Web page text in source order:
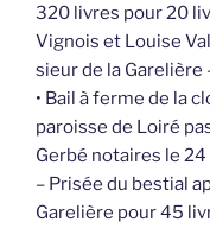
320 livres pour 20
Vignois et Louise
sieur de la Garelière
• Bail à ferme de la
paroisse de Loiré
Gerbé notaires le
– Prisée du bestial
Garelière pour 45